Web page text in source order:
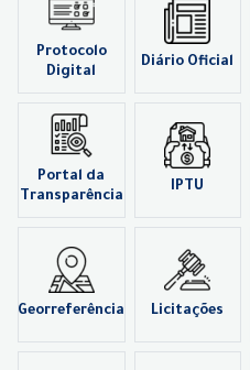
Protocolo
Digital
Diário Oficial
Portal da
Transparência
IPTU
Georreferência Licitações